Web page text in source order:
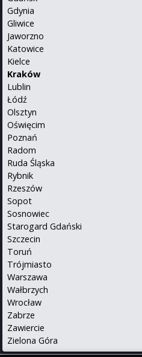
Gdynia
Gliwice
Jaworzno
Katowice
Kielce
Kraków
Lublin
Łódź
Olsztyn
Oświęcim
Poznań
Radom
Ruda Śląska
Rybnik
Rzeszów
Sopot
Sosnowiec
Starogard Gdański
Szczecin
Toruń
Trójmiasto
Warszawa
Wałbrzych
Wrocław
Zabrze
Zawiercie
Zielona Góra